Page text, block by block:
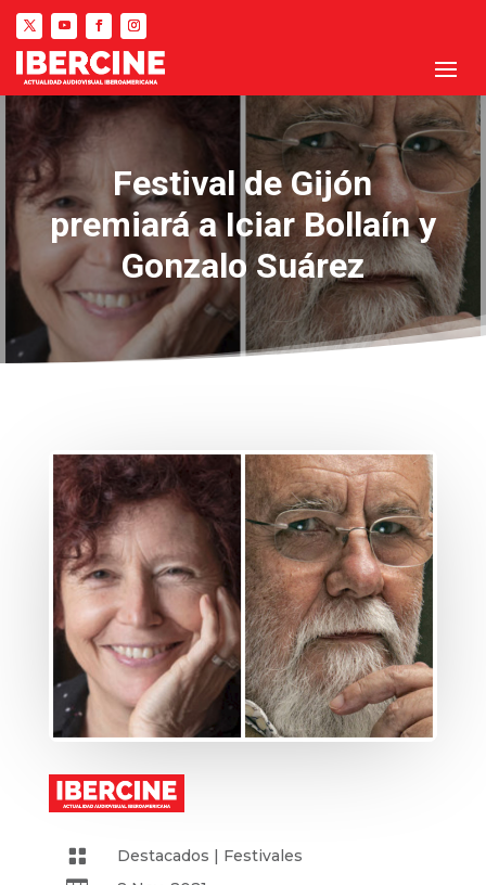
Festival de Gijón
premiará a Iciar Bollaín y
Gonzalo Suárez
 Destacados | Festivales